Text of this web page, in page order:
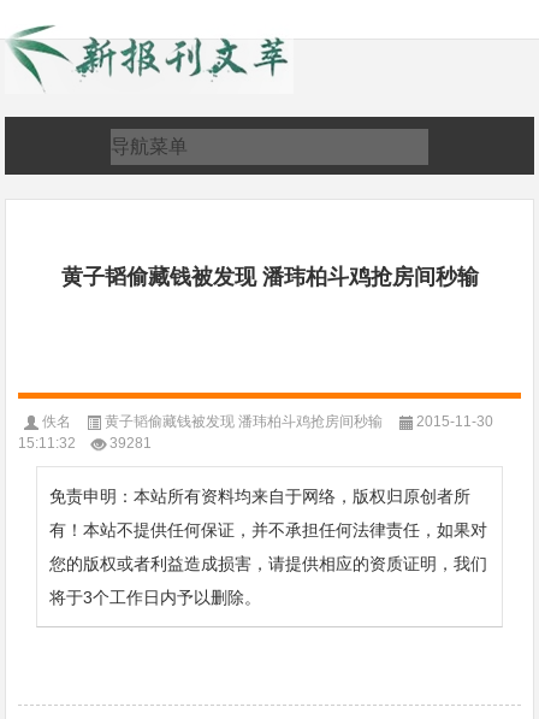
黄子韬偷藏钱被发现 潘玮柏斗鸡抢房间秒输
佚名 黄子韬偷藏钱被发现 潘玮柏斗鸡抢房间秒输
2015-11-30
15:11:32
39281
免责申明：本站所有资料均来自于网络，版权归原创者所
有！本站不提供任何保证，并不承担任何法律责任，如果对
您的版权或者利益造成损害，请提供相应的资质证明，我们
将于3个工作日内予以删除。